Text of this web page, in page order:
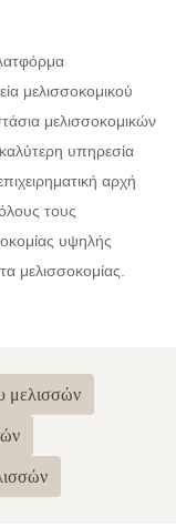
μελισσοκομικού
μελισσοκομικών
υπηρεσία
αρχή
όλους τους
υψηλής
μελισσοκομίας.
μελισσών